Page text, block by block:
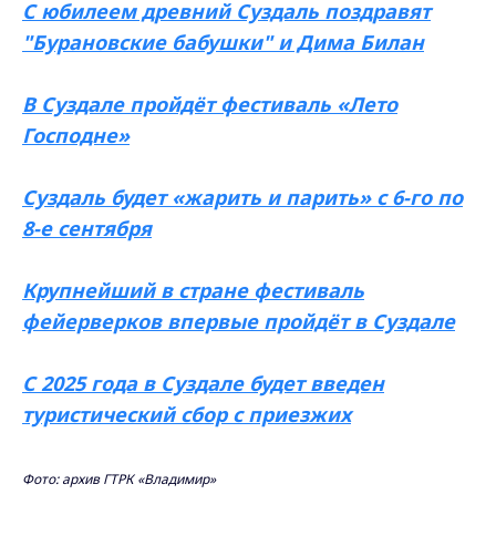
С юбилеем древний Суздаль поздравят
"Бурановские бабушки" и Дима Билан
В Суздале пройдёт фестиваль «Лето
Господне»
Суздаль будет «жарить и парить» с 6-го по
8-е сентября
Крупнейший в стране фестиваль
фейерверков впервые пройдёт в Суздале
С 2025 года в Суздале будет введен
туристический сбор с приезжих
Фото: архив ГТРК «Владимир»